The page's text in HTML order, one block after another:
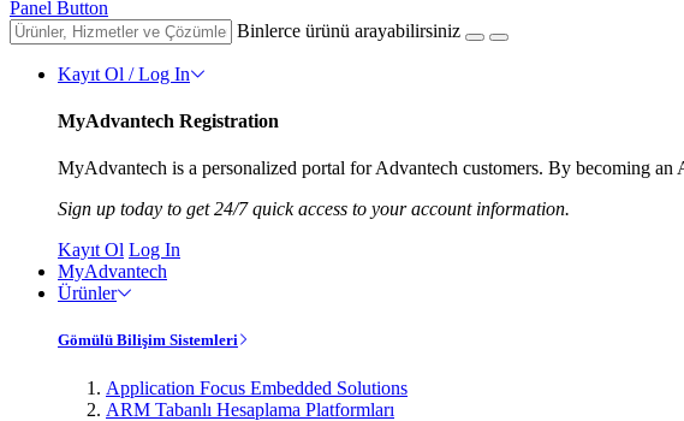
Panel Button
Binlerce ürünü arayabilirsiniz
Kayıt Ol / Log In
MyAdvantech Registration
MyAdvantech is a personalized portal for Advantech customers. By becoming
Sign up today to get 24/7 quick access to your account information.
Kayıt Ol Log In
MyAdvantech
Ürünler
Gömülü Bilişim Sistemleri
Application Focus Embedded Solutions
ARM Tabanlı Hesaplama Platformları